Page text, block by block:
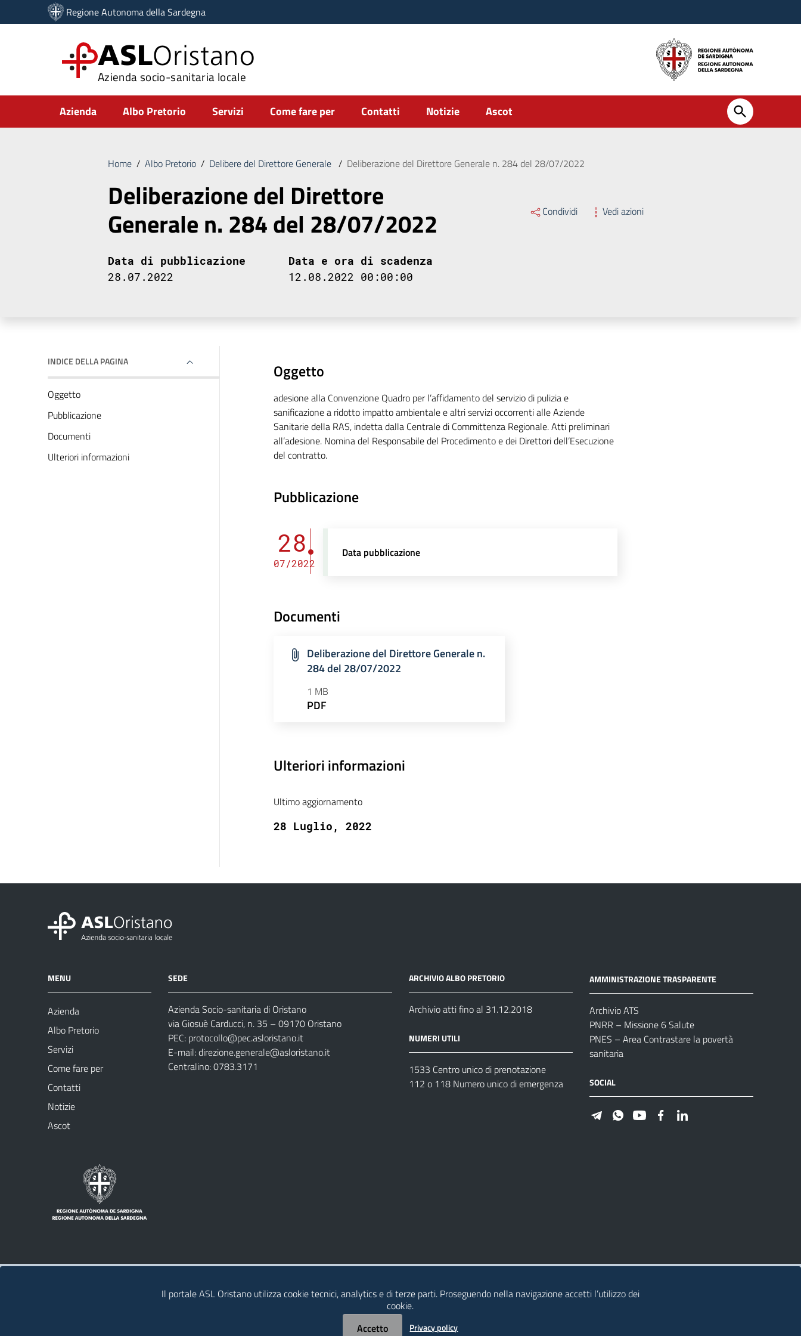
Vai ai contenuti
Vai al menu di navigazione
Regione Autonoma della Sardegna
ASLOristano
Azienda socio-sanitaria locale
Submenu
Azienda Albo Pretorio Servizi Come fare per Contatti Notizie Ascot
Home / Albo Pretorio / Delibere del Direttore Generale / Deliberazione del Direttore Generale n. 284 del 28/07/2022
Deliberazione del Direttore
Generale n. 284 del 28/07/2022 Condividi Vedi azioni
Data di pubblicazione
28.07.2022
Data e ora di scadenza
12.08.2022 00:00:00
INDICE DELLA PAGINA
Oggetto
Pubblicazione
Documenti
Ulteriori informazioni
Oggetto
adesione alla Convenzione Quadro per l’affidamento del servizio di pulizia e
sanificazione a ridotto impatto ambientale e altri servizi occorrenti alle Aziende
Sanitarie della RAS, indetta dalla Centrale di Committenza Regionale. Atti preliminari
all’adesione. Nomina del Responsabile del Procedimento e dei Direttori dell’Esecuzione
del contratto.
Pubblicazione
28
07/2022
Data pubblicazione
Documenti
Deliberazione del Direttore Generale n.
284 del 28/07/2022
1 MB
PDF
Ulteriori informazioni
Ultimo aggiornamento
28 Luglio, 2022
MENU
Azienda
Albo Pretorio
Servizi
Come fare per
Contatti
Notizie
Ascot
SEDE
Azienda Socio-sanitaria di Oristano
via Giosuè Carducci, n. 35 – 09170 Oristano
PEC: protocollo@pec.asloristano.it
E-mail:direzione.generale@asloristano.it
Centralino: 0783.3171
ARCHIVIO ALBO PRETORIO
Archivio atti fino al 31.12.2018
NUMERI UTILI
1533 Centro unico di prenotazione
112 o 118 Numero unico di emergenza
AMMINISTRAZIONE TRASPARENTE
Archivio ATS
PNRR – Missione 6 Salute
PNES – Area Contrastare la povertà
sanitaria
SOCIAL
Il portale ASL Oristano utilizza cookie tecnici, analytics e di terze parti. Proseguendo nella navigazione accetti l’utilizzo dei
cookie.
Accetto
Privacy policy